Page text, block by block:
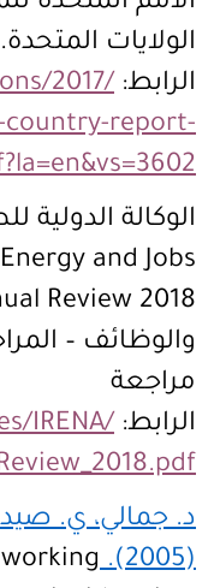
الولايات
الرابط: 2017/
country-report-
and Jobs
مراجعة
الرابط: IRENA/
د. جمالي، ي.
(2005).